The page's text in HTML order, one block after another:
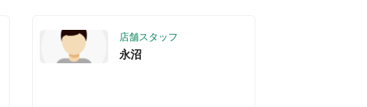
店舗スタッフ
永沼